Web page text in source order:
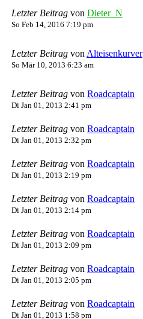
Letzter Beitrag von Dieter_N
So Feb 14, 2016 7:19 pm
Letzter Beitrag von Alteisenkurver
So Mär 10, 2013 6:23 am
Letzter Beitrag von Roadcaptain
Di Jan 01, 2013 2:41 pm
Letzter Beitrag von Roadcaptain
Di Jan 01, 2013 2:32 pm
Letzter Beitrag von Roadcaptain
Di Jan 01, 2013 2:19 pm
Letzter Beitrag von Roadcaptain
Di Jan 01, 2013 2:14 pm
Letzter Beitrag von Roadcaptain
Di Jan 01, 2013 2:09 pm
Letzter Beitrag von Roadcaptain
Di Jan 01, 2013 2:05 pm
Letzter Beitrag von Roadcaptain
Di Jan 01, 2013 1:58 pm